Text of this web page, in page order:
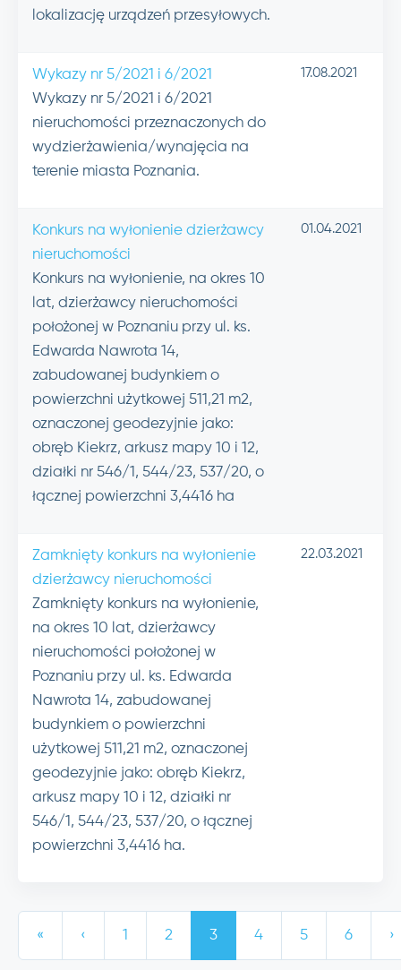
lokalizację urządzeń przesyłowych.
Wykazy nr 5/2021 i 6/2021
Wykazy nr 5/2021 i 6/2021
nieruchomości przeznaczonych do
wydzierżawienia/wynajęcia na
terenie miasta Poznania.
17.08.2021
Konkurs na wyłonienie dzierżawcy
nieruchomości
Konkurs na wyłonienie, na okres 10
lat, dzierżawcy nieruchomości
położonej w Poznaniu przy ul. ks.
Edwarda Nawrota 14,
zabudowanej budynkiem o
powierzchni użytkowej 511,21 m2,
oznaczonej geodezyjnie jako:
obręb Kiekrz, arkusz mapy 10 i 12,
działki nr 546/1, 544/23, 537/20, o
łącznej powierzchni 3,4416 ha
01.04.2021
Zamknięty konkurs na wyłonienie
dzierżawcy nieruchomości
Zamknięty konkurs na wyłonienie,
na okres 10 lat, dzierżawcy
nieruchomości położonej w
Poznaniu przy ul. ks. Edwarda
Nawrota 14, zabudowanej
budynkiem o powierzchni
użytkowej 511,21 m2, oznaczonej
geodezyjnie jako: obręb Kiekrz,
arkusz mapy 10 i 12, działki nr
546/1, 544/23, 537/20, o łącznej
powierzchni 3,4416 ha.
22.03.2021
« ‹ 1 2 3 4 5 6 ›